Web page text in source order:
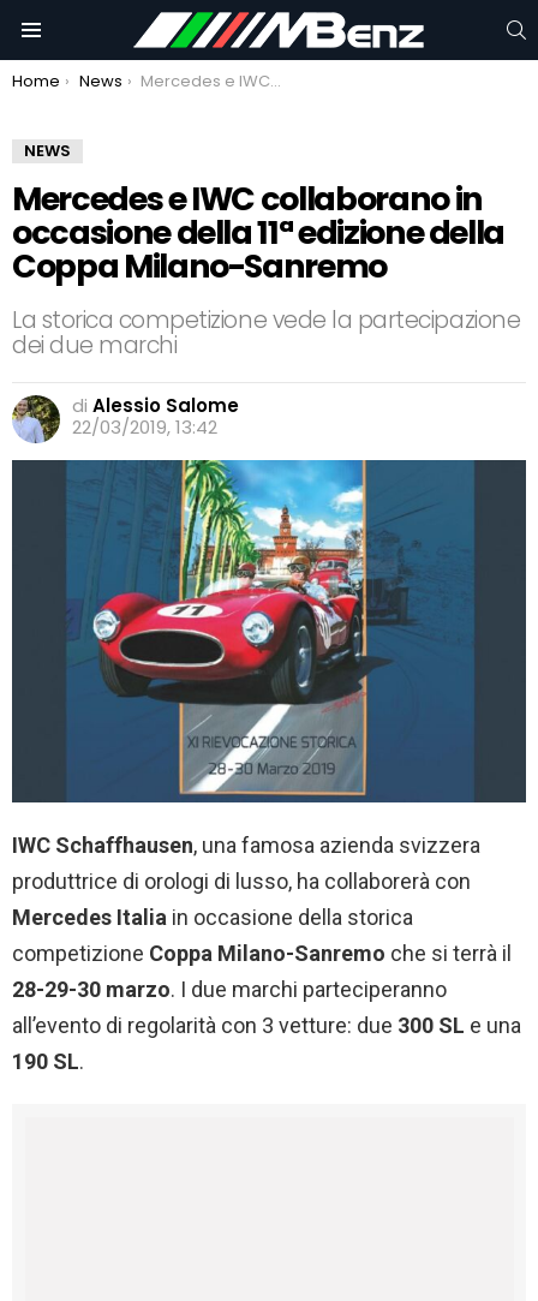
You are here:
Home News Mercedes e IWC collaborano in occasione della 11ª edizione della Coppa Milano-Sanremo
NEWS
Mercedes e IWC collaborano in
occasione della 11ª edizione della
Coppa Milano-Sanremo
La storica competizione vede la partecipazione
dei due marchi
di Alessio Salome
22/03/2019, 13:42
IWC Schaffhausen, una famosa azienda svizzera
produttrice di orologi di lusso, ha collaborerà con
Mercedes Italia in occasione della storica
competizione Coppa Milano-Sanremo che si terrà il
28-29-30 marzo. I due marchi parteciperanno
all’evento di regolarità con 3 vetture: due 300 SL e una
190 SL.